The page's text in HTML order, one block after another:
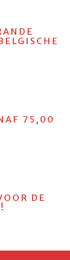
75,00
DE